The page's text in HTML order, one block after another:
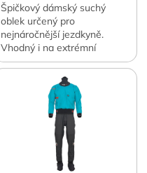
Špičkový dámský suchý
oblek určený pro
nejnáročnější jezdkyně.
Vhodný i na extrémní
pádlování na kajaku nebo